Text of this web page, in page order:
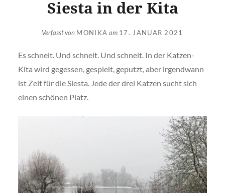
Siesta in der Kita
Verfasst von MONIKA am 17. JANUAR 2021
Es schneit. Und schneit. Und schneit. In der Katzen-
Kita wird gegessen, gespielt, geputzt, aber irgendwann
ist Zeit für die Siesta. Jede der drei Katzen sucht sich
einen schönen Platz.